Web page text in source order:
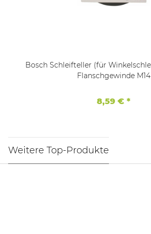
Bosch Schleifteller (für Winkelschleifer Ø 125 mm,
Flanschgewinde M14
8,59 € *
Weitere Top-Produkte